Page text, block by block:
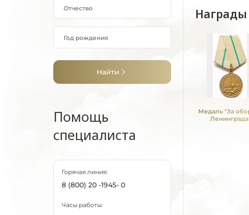
Найти
Помощь
специалиста
Горячая линия:
8 (800) 20 -1945- 0
Часы работы:
Награды
Медаль "За